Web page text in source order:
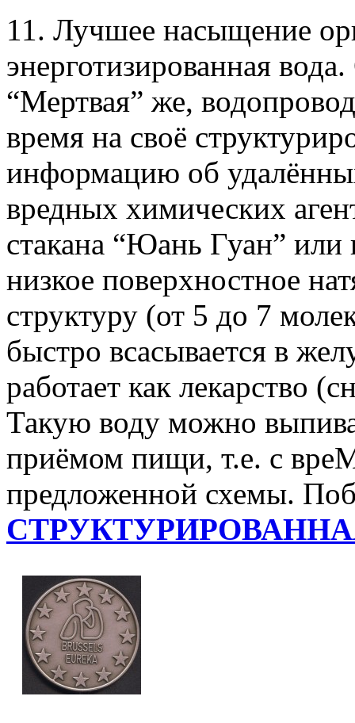
11. Лучшее насыщение
энерготизированная
“Мертвая” же,
время на своё
информацию об
вредных химических
стакана “Юань Гуан”
низкое поверхностное
структуру (от 5 до 7
быстро всасывается в
работает как лекарство
Такую воду можно
приёмом пищи, т.е. с
предложенной схемы.